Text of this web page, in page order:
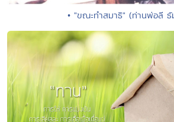
• "ขณะทำสมาธิ" (ท่านพ่อลี ธั